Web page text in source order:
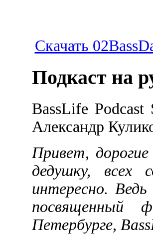
Скачать
Подкаст на
BassLife
Александр
Привет,
дедушку,
интересно.
посвященный
Петербурге,